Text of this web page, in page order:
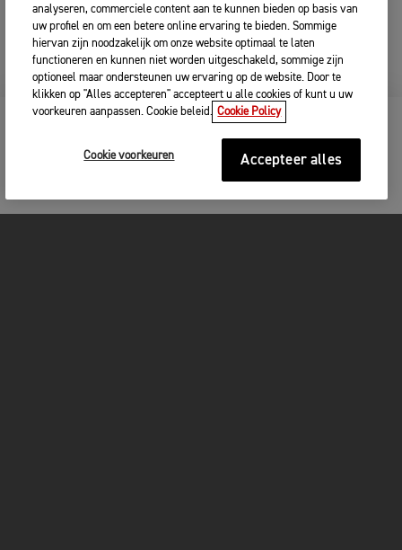
BLIJF GEÏNFORMEERD
analyseren, commerciele content aan te kunnen bieden op basis van
uw profiel en om een betere online ervaring te bieden. Sommige
hiervan zijn noodzakelijk om onze website optimaal te laten
functioneren en kunnen niet worden uitgeschakeld, sommige zijn
optioneel maar ondersteunen uw ervaring op de website. Door te
klikken op "Alles accepteren" accepteert u alle cookies of kunt u uw
voorkeuren aanpassen. Cookie beleid. Cookie Policy
Cookie voorkeuren Accepteer alles